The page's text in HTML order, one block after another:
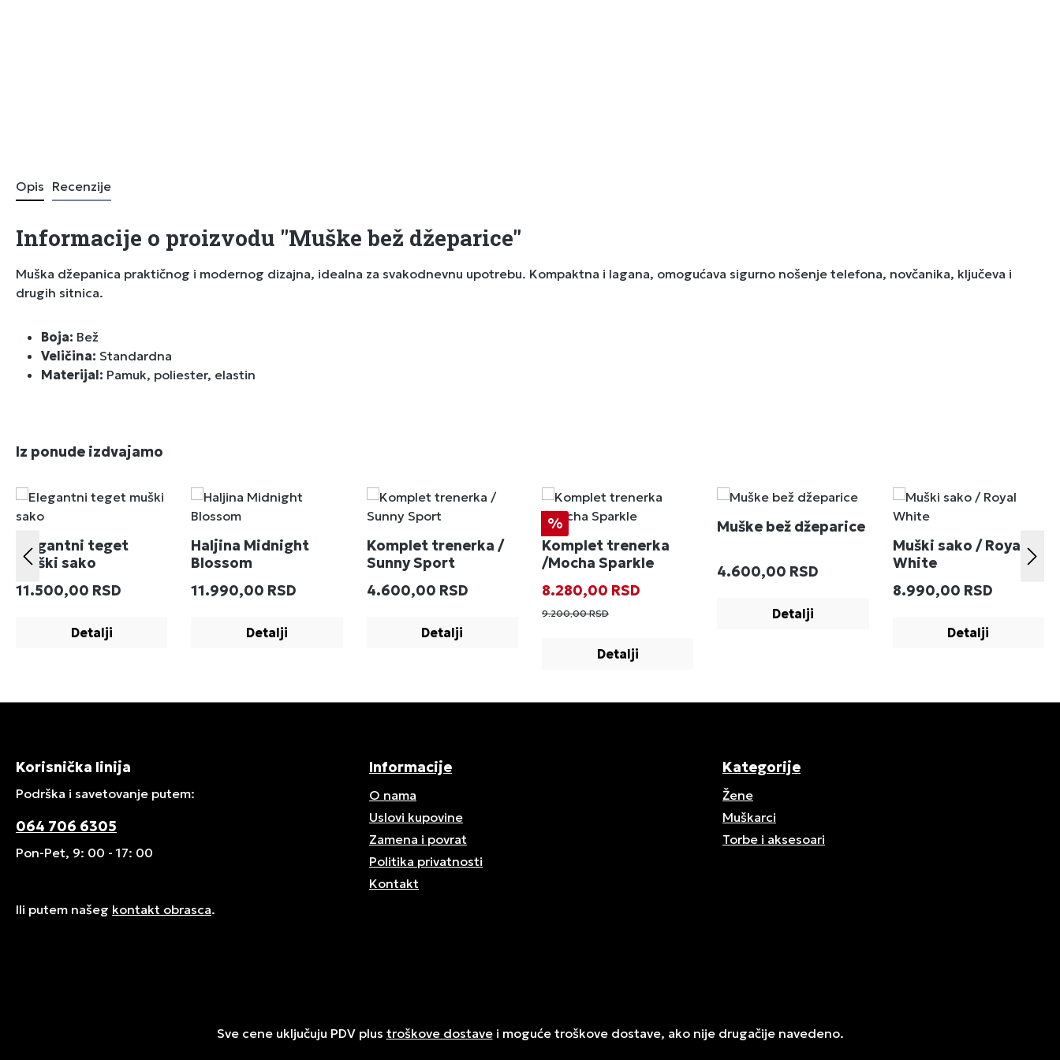
Opis Recenzije
Informacije o proizvodu "Muške bež džeparice"
Muška džepanica praktičnog i modernog dizajna, idealna za svakodnevnu upotrebu. Kompaktna i lagana, omogućava sigurno nošenje telefona, novčanika, ključeva i
drugih sitnica.
Boja: Bež
Veličina: Standardna
Materijal: Pamuk, poliester, elastin
Preskoči galeriju proizvoda
Iz ponude izdvajamo
Elegantni teget
muški sako
Redovna cena:
11.500,00 RSD
Detalji
Haljina Midnight
Blossom
Redovna cena:
11.990,00 RSD
Detalji
Komplet trenerka /
Sunny Sport
Redovna cena:
4.600,00 RSD
Detalji
Popust
%
Komplet trenerka
/Mocha Sparkle
Prodajna cena:
8.280,00 RSD
9.200,00 RSD
Detalji
Muške bež džeparice
Redovna cena:
4.600,00 RSD
Detalji
Muški sako / Royal
White
Redovna cena:
8.990,00 RSD
Detalji
Korisnička linija
Podrška i savetovanje putem:
064 706 6305
Pon-Pet, 9: 00 - 17: 00
Ili putem našeg kontakt obrasca.
Informacije
O nama
Uslovi kupovine
Zamena i povrat
Politika privatnosti
Kontakt
Kategorije
Žene
Muškarci
Torbe i aksesoari
Sve cene uključuju PDV plus troškove dostavei moguće troškove dostave, ako nije drugačije navedeno.